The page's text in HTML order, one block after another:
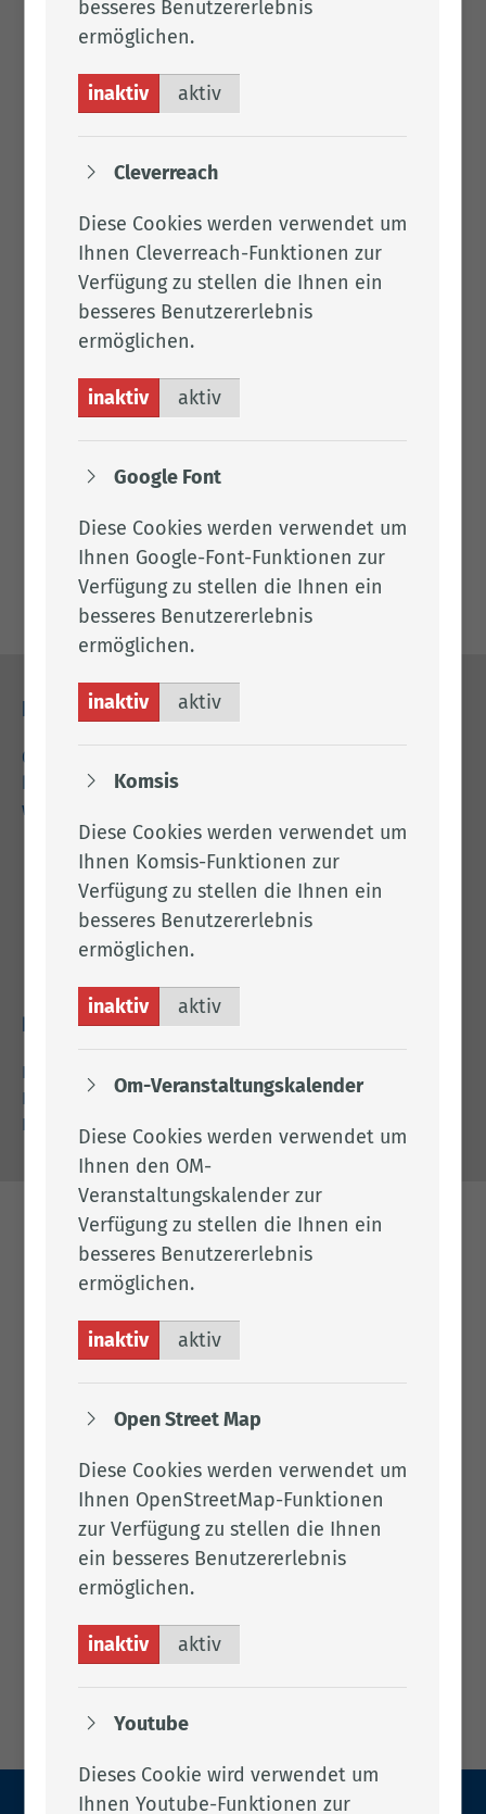
Tel.:04471 15 390
Fax: 04471 85 697
S.05
Frau Pund­sack
Tel.:04471 15 389
Fax: 04471 85 697
Per E-Mail kontaktieren
Downloads
Ar­beits­hil­fe zur Ent­wick­lung von Ar­beits- und
Lern­auf­ga­ben
04471 15 0
kreishaus@lkclp.de
www.lkclp.de
Adresse
Landkreis Cloppenburg
Eschstr. 29
Rechtliches
Impressum
Datenschutz
Barrierefreiheit
besseres Benutzererlebnis
ermöglichen.
inaktiv aktiv
Cleverreach
Diese Cookies werden verwendet um
Ihnen Cleverreach-Funktionen zur
Verfügung zu stellen die Ihnen ein
besseres Benutzererlebnis
ermöglichen.
inaktiv aktiv
Google Font
Diese Cookies werden verwendet um
Ihnen Google-Font-Funktionen zur
Verfügung zu stellen die Ihnen ein
besseres Benutzererlebnis
ermöglichen.
inaktiv aktiv
Komsis
Diese Cookies werden verwendet um
Ihnen Komsis-Funktionen zur
Verfügung zu stellen die Ihnen ein
besseres Benutzererlebnis
ermöglichen.
inaktiv aktiv
Om-Veranstaltungskalender
Diese Cookies werden verwendet um
Ihnen den OM-
Veranstaltungskalender zur
Verfügung zu stellen die Ihnen ein
besseres Benutzererlebnis
ermöglichen.
inaktiv aktiv
Open Street Map
Diese Cookies werden verwendet um
Ihnen OpenStreetMap-Funktionen
zur Verfügung zu stellen die Ihnen
ein besseres Benutzererlebnis
ermöglichen.
inaktiv aktiv
Youtube
Dieses Cookie wird verwendet um
Ihnen Youtube-Funktionen zur